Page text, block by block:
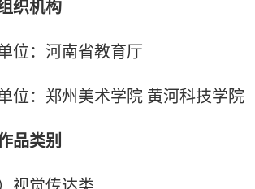
织机构
：河南省教育厅
：郑州美术学院 黄河科技学院
品类别